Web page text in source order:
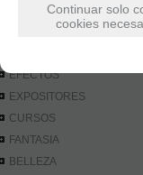
EFECTOS
EXPOSITORES
CURSOS
FANTASIA
BELLEZA
Continuar solo
cookies